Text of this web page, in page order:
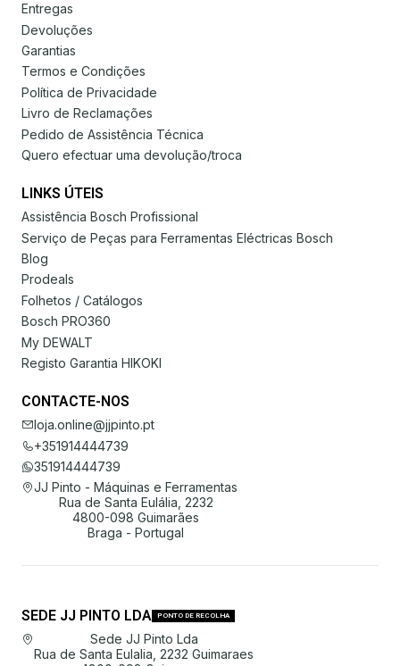
Entregas
Devoluções
Garantias
Termos e Condições
Política de Privacidade
Livro de Reclamações
Pedido de Assistência Técnica
Quero efectuar uma devolução/troca
LINKS ÚTEIS
Assistência Bosch Profissional
Serviço de Peças para Ferramentas Eléctricas Bosch
Blog
Prodeals
Folhetos / Catálogos
Bosch PRO360
My DEWALT
Registo Garantia HIKOKI
CONTACTE-NOS
loja.online@jjpinto.pt
+351914444739
351914444739
JJ Pinto - Máquinas e Ferramentas
Rua de Santa Eulália, 2232
4800-098 Guimarães
Braga - Portugal
SEDE JJ PINTO LDA PONTO DE RECOLHA
Sede JJ Pinto Lda
Rua de Santa Eulalia, 2232 Guimaraes